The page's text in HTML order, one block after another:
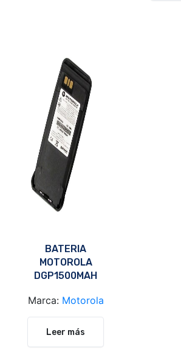
BATERIA
MOTOROLA
DGP1500MAH
Marca: Motorola
Leer más